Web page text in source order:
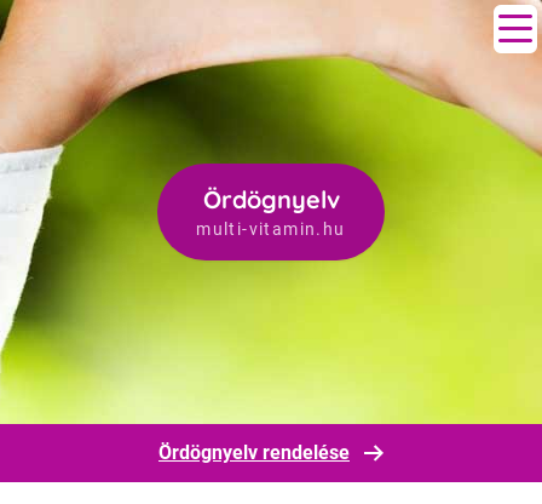
Ördögnyelv
multi-vitamin.hu
Ördögnyelv rendelése